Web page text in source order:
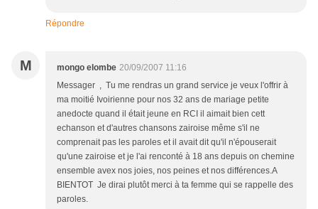
Répondre
M mongo elombe 20/09/2007 11:16
Messager , Tu me rendras un grand service je veux l'offrir à
ma moitié Ivoirienne pour nos 32 ans de mariage petite
anedocte quand il était jeune en RCI il aimait bien cett
echanson et d'autres chansons zairoise même s'il ne
comprenait pas les paroles et il avait dit qu'il n'épouserait
qu'une zairoise et je l'ai renconté à 18 ans depuis on chemine
ensemble avex nos joies, nos peines et nos différences.A
BIENTOT Je dirai plutôt merci à ta femme qui se rappelle des
paroles.